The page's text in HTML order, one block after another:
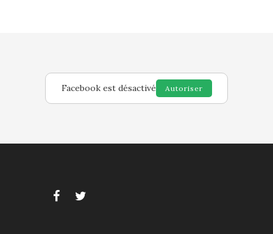
Facebook est désactivé Autoriser